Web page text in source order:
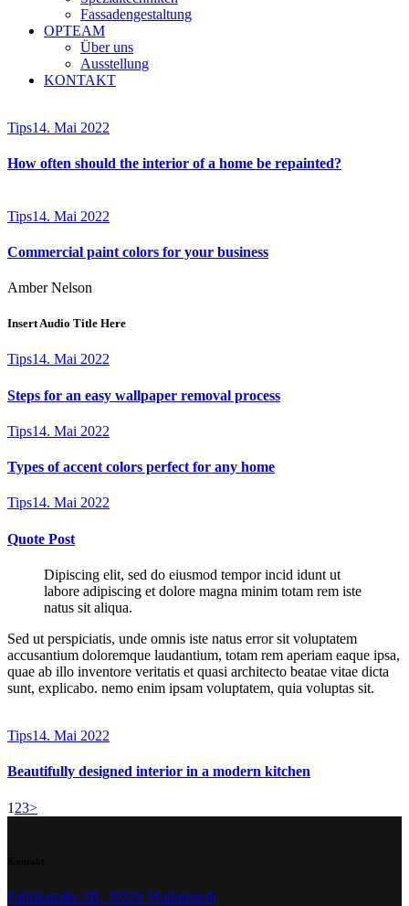
Fassadengestaltung
OPTEAM
Über uns
Ausstellung
KONTAKT
1
x
new
Tips14. Mai 2022
How often should the interior of a home be repainted?
Tips14. Mai 2022
Commercial paint colors for your business
Amber Nelson
Insert Audio Title Here
Tips14. Mai 2022
Steps for an easy wallpaper removal process
Tips14. Mai 2022
Types of accent colors perfect for any home
Tips14. Mai 2022
Quote Post
Dipiscing elit, sed do eiusmod tempor incid idunt ut
labore adipiscing et dolore magna minim totam rem iste
natus sit aliqua.
Sed ut perspiciatis, unde omnis iste natus error sit voluptatem
accusantium doloremque laudantium, totam rem aperiam eaque ipsa,
quae ab illo inventore veritatis et quasi architecto beatae vitae dicta
sunt, explicabo. nemo enim ipsam voluptatem, quia voluptas sit.
Tips14. Mai 2022
Beautifully designed interior in a modern kitchen
Seitennummerierung
Page
1 Page
2Page
3>
Fabrikstraße 2B, 39326 Wolmirstedt